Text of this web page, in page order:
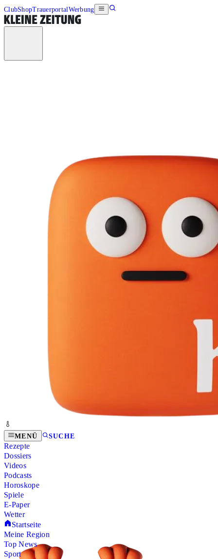
ClubShopTrauerportalWerbung
MENÜ SUCHE
Rezepte
Dossiers
Videos
Podcasts
Horoskope
Spiele
E-Paper
Wetter
Startseite
Meine Region
Top News
Sport